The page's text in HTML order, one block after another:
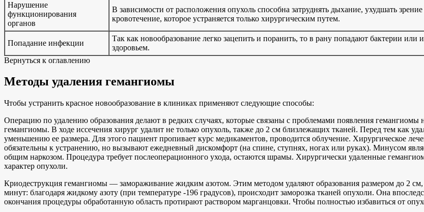
Нарушение
функционирования
органов
В зависимости от расположения опухоль способна затруднять дыхание, ухудшать
кровотечение, которое устраняется только хирургическим путем.
Попадание инфекции
Так как новообразование легко зацепить и поранить, то в рану попадают бактерии
здоровьем.
Вернуться к оглавлению
Методы удаления гемангиомы
Чтобы устранить красное новообразование в клиниках применяют следующие способы:
Операцию по удалению образования делают в редких случаях, которые связаны с проблемами появления
гемангиомы. В ходе иссечения хирург удалит не только опухоль, также до 2 см близлежащих тканей. Перед тем как
уменьшению ее размера. Для этого пациент пропивает курс медикаментов, проводится облучение. Хирургическое
обязательны к устранению, но вызывают ежедневный дискомфорт (на спине, ступнях, ногах или руках). Минусом
общим наркозом. Процедура требует послеоперационного ухода, остаются шрамы. Хирургически удаленные
характер опухоли.
Криодеструкция гемангиомы — замораживание жидким азотом. Этим методом удаляют образования размером до 2
минут: благодаря жидкому азоту (при температуре -196 градусов), происходит заморозка тканей опухоли. Она
окончания процедуры обработанную область протирают раствором марганцовки. Чтобы полностью избавиться от